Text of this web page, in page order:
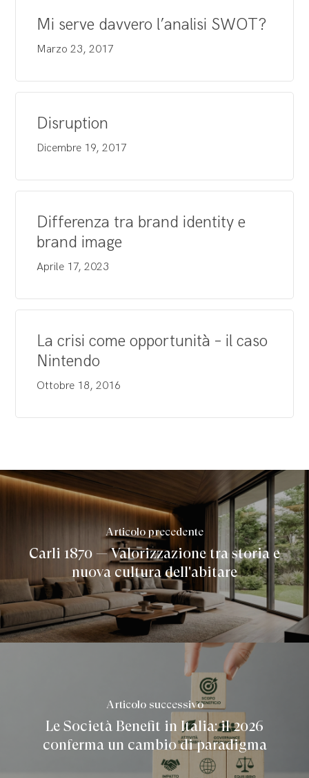
Mi serve davvero l’analisi SWOT?
Marzo 23, 2017
Disruption
Dicembre 19, 2017
Differenza tra brand identity e
brand image
Aprile 17, 2023
La crisi come opportunità – il caso
Nintendo
Ottobre 18, 2016
Articolo precedente
Carli 1870 — Valorizzazione tra storia e
nuova cultura dell'abitare
Articolo successivo
Le Società Benefit in Italia: il 2026
conferma un cambio di paradigma